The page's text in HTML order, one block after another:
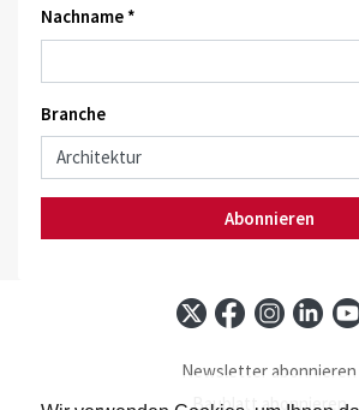
Nachname *
Branche
Abonnieren
Newsletter abonnieren
Baublatt abonnieren